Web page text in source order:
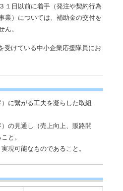
日以前に着手（発注や契約行為
業）については、補助金の交付を
ん。
受けている中小企業応援隊員にお
に繋がる工夫を凝らした取組
の見通し（売上向上、販路開
と。
現可能なものであること。